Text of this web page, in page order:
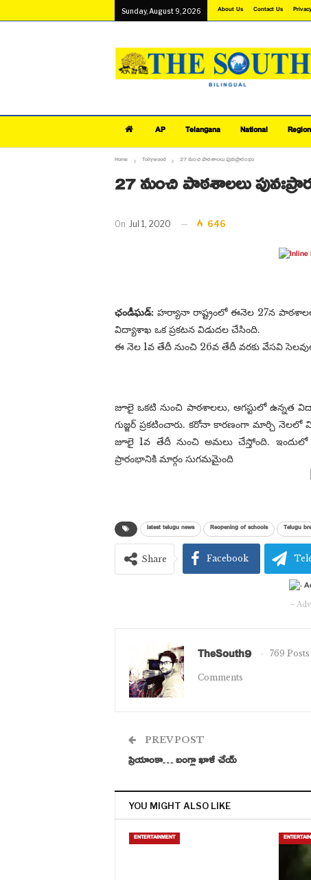
Sunday, August 9, 2026 About Us Contact Us
AP Telangana National
Home Tollywood 27 నుంచి పాఠశాలలు పునఃప్రారంభం
27 నుంచి పాఠశాలలు
On Jul 1, 2020 646
ఛండీఘడ్: హర్యానా రాష్ట్రంలో ఈనెల 27న పాఠశాలలు
విద్యాశాఖ ఒక ప్రకటన విడుదల చేసింది.
ఈ నెల 1వ తేదీ నుంచి 26వ తేదీ వరకు వేసవి
జూలై ఒకటి నుంచి పాఠశాలలు, ఆగస్టులో ఉన్నత
గుజ్జర్ ప్రకటించారు. కరోనా కారణంగా మార్చి నెలలో
జూలై 1వ తేదీ నుంచి అమలు చేస్తోంది. ఇందులో
ప్రారంభానికి మార్గం సుగమమైంది
latest telugu news Reopening of schools Telugu
Share Facebook
-
TheSouth9 769 Posts
Comments
PREV POST
ప్రియాంకా… బంగ్లా ఖాళీ చేయ్
YOU MIGHT ALSO LIKE
ENTERTAINMENT